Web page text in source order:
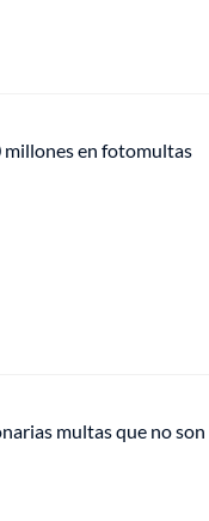
millones en fotomultas
multas que no son